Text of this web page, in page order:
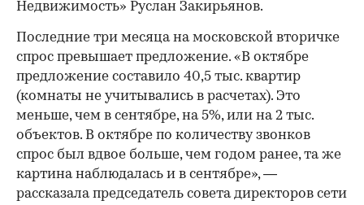
Недвижимость» Руслан Закирьянов.
Последние три месяца на московской вторичке
спрос превышает предложение. «В октябре
предложение составило 40,5 тыс. квартир
(комнаты не учитывались в расчетах). Это
меньше, чем в сентябре, на 5%, или на 2 тыс.
объектов. В октябре по количеству звонков
спрос был вдвое больше, чем годом ранее, та же
картина наблюдалась и в сентябре», —
рассказала председатель совета директоров сети